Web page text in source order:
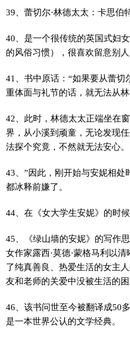
39、蕾切尔·林德太太：卡思伯
40、是一个很传统的英国式妇
的风俗习惯），很喜欢留意别人
41、书中原话：“如果要从蕾切
重体面与礼节的话，就无法从
42、此时，林德太太正端坐在
界，从小溪到顽童，无论发现
法探个究竟，不然就无法安心。
43、”因此，刚开始与安妮相
都冰释前嫌了。
44、在《女大学生安妮》的时
45、《绿山墙的安妮》的写作
女作家露西·莫德·蒙格马利以
了纯真善良、热爱生活的女主
友和老师的关爱中没被生活的
46、该书问世至今被翻译成50
是一本世界公认的文学经典。